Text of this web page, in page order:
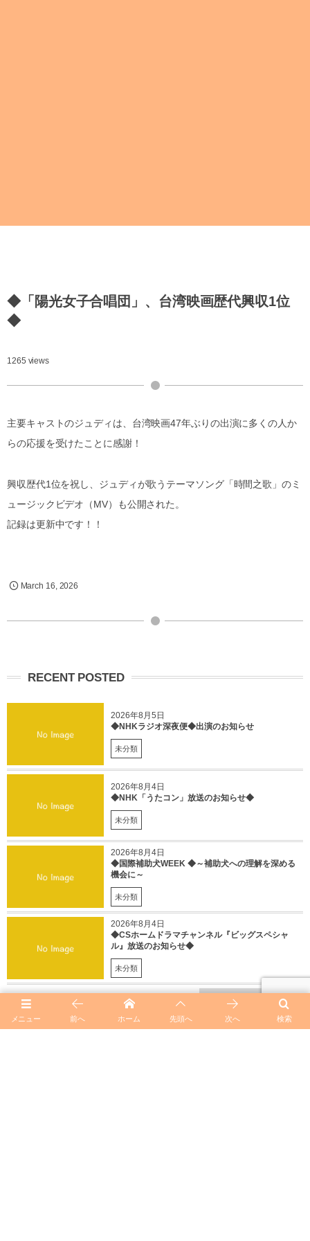
◆「陽光女子合唱団」、台湾映画歴代興収1位
◆
1265 views
主要キャストのジュディは、台湾映画47年ぶりの出演に多くの人か
らの応援を受けたことに感謝！
興収歴代1位を祝し、ジュディが歌うテーマソング「時間之歌」のミ
ュージックビデオ（MV）も公開された。
記録は更新中です！！
March 16 2026
RECENT POSTED
2026年8月5日
◆NHKラジオ深夜便◆出演のお知らせ
未分類
2026年8月4日
◆NHK「うたコン」放送のお知らせ◆
未分類
2026年8月4日
◆国際補助犬WEEK ◆～補助犬への理解を深める
機会に～
未分類
2026年8月4日
◆CSホームドラマチャンネル『ビッグスペシャ
ル』放送のお知らせ◆
未分類
heemory_subの記事一覧
メニュー 検索
前へ ホーム 先頭へ 次へ